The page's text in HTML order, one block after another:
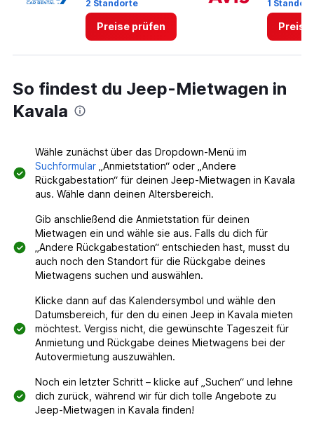
2 Standorte
Preise prüfen
1 Standort
Preise
So findest du Jeep-Mietwagen in
Kavala
Wähle zunächst über das Dropdown-Menü im
Suchformular „Anmietstation“ oder „Andere
Rückgabestation“ für deinen Jeep-Mietwagen in Kavala
aus. Wähle dann deinen Altersbereich.
Gib anschließend die Anmietstation für deinen
Mietwagen ein und wähle sie aus. Falls du dich für
„Andere Rückgabestation“ entschieden hast, musst du
auch noch den Standort für die Rückgabe deines
Mietwagens suchen und auswählen.
Klicke dann auf das Kalendersymbol und wähle den
Datumsbereich, für den du einen Jeep in Kavala mieten
möchtest. Vergiss nicht, die gewünschte Tageszeit für
Anmietung und Rückgabe deines Mietwagens bei der
Autovermietung auszuwählen.
Noch ein letzter Schritt – klicke auf „Suchen“ und lehne
dich zurück, während wir für dich tolle Angebote zu
Jeep-Mietwagen in Kavala finden!